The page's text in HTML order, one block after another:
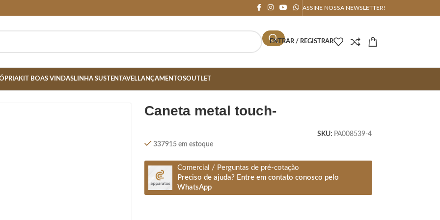
ASSINE NOSSA NEWSLETTER!
ENTRAR / REGISTRAR
KIT BOAS VINDASLINHA SUSTENTAVELLANÇAMENTOSOUTLET
caneta metal touch-
SKU: PA008539-4
337915 em estoque
Comercial / Perguntas de pré-cotação
Preciso de ajuda? Entre em contato conosco pelo
WhatsApp